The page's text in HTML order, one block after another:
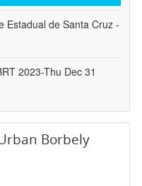
Estadual de Santa Cruz -
2023-Thu Dec 31
Borbely